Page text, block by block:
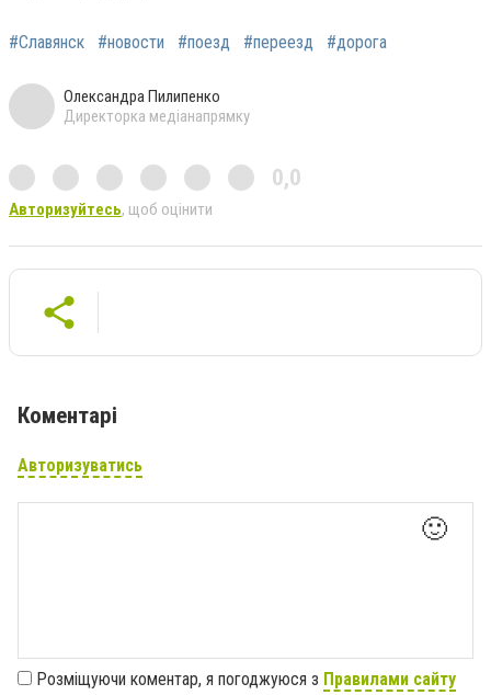
#Славянск #новости #поезд #переезд #дорога
Олександра Пилипенко
Директорка медіанапрямку
0,0
Авторизуйтесь, щоб оцінити
Коментарі
Авторизуватись
🙂
Розміщуючи коментар, я погоджуюся з Правилами сайту